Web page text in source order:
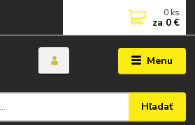
Menu
Hľadať
0 ks
za 0 €